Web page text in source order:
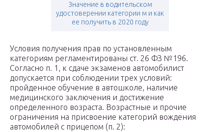
Значение в водительском
удостоверении категории м и как
ее получить в 2020 году
Условия получения прав по установленным
категориям регламентированы ст. 26 ФЗ №196.
Согласно п. 1, к сдаче экзаменов автомобилист
допускается при соблюдении трех условий:
пройденное обучение в автошколе, наличие
медицинского заключения и достижение
определенного возраста. Возрастные и прочие
ограничения на присвоение категорий вождения
автомобилей с прицепом (п. 2):